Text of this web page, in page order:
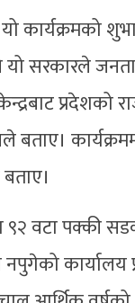
कार्यक्रमको
सरकारले
प्रदेशको
बताए।
वटा पक्की
कार्यालय